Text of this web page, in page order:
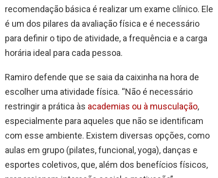
recomendação básica é realizar um exame clínico. Ele
é um dos pilares da avaliação física e é necessário
para definir o tipo de atividade, a frequência e a carga
horária ideal para cada pessoa.
Ramiro defende que se saia da caixinha na hora de
escolher uma atividade física. “Não é necessário
restringir a prática às academias ou à musculação,
especialmente para aqueles que não se identificam
com esse ambiente. Existem diversas opções, como
aulas em grupo (pilates, funcional, yoga), danças e
esportes coletivos, que, além dos benefícios físicos,